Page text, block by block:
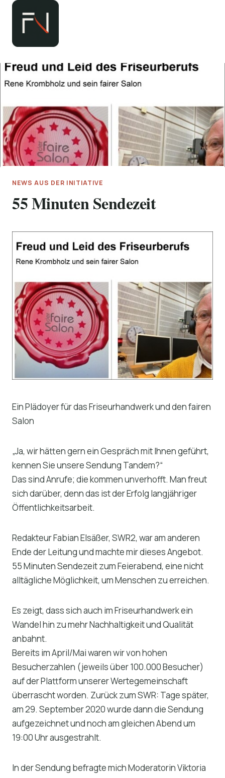
Zum
springen
NEWS AUS DER INITIATIVE
55 Minuten Sendezeit
Ein Plädoyer für das Friseurhandwerk und den fairen
Salon
„Ja, wir hätten gern ein Gespräch mit Ihnen geführt,
kennen Sie unsere Sendung Tandem?“
Das sind Anrufe; die kommen unverhofft. Man freut
sich darüber, denn das ist der Erfolg langjähriger
Öffentlichkeitsarbeit.
Redakteur Fabian Elsäßer, SWR2, war am anderen
Ende der Leitung und machte mir dieses Angebot.
55 Minuten Sendezeit zum Feierabend, eine nicht
alltägliche Möglichkeit, um Menschen zu erreichen.
Es zeigt, dass sich auch im Friseurhandwerk ein
Wandel hin zu mehr Nachhaltigkeit und Qualität
anbahnt.
Bereits im April/Mai waren wir von hohen
Besucherzahlen (jeweils über 100.000 Besucher)
auf der Plattform unserer Wertegemeinschaft
überrascht worden. Zurück zum SWR: Tage später,
am 29. September 2020 wurde dann die Sendung
aufgezeichnet und noch am gleichen Abend um
19:00 Uhr ausgestrahlt.
In der Sendung befragte mich Moderatorin Viktoria